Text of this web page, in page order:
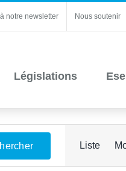
notre newsletter Nous soutenir
Législations
Liste